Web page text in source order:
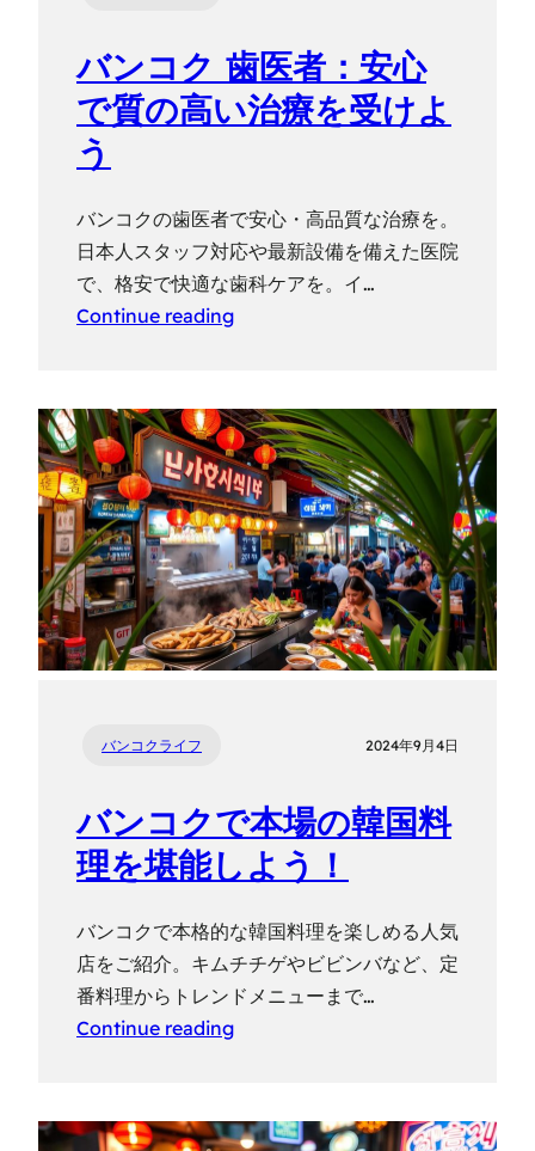
バンコク 歯医者：安心
で質の高い治療を受けよ
う
バンコクの歯医者で安心・高品質な治療を。
日本人スタッフ対応や最新設備を備えた医院
で、格安で快適な歯科ケアを。イ…
Continue reading
バンコクライフ 2024年9月4日
バンコクで本場の韓国料
理を堪能しよう！
バンコクで本格的な韓国料理を楽しめる人気
店をご紹介。キムチチゲやビビンバなど、定
番料理からトレンドメニューまで…
Continue reading